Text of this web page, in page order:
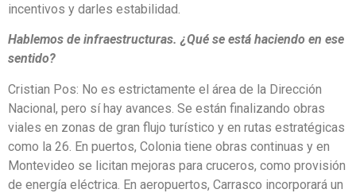
incentivos y darles estabilidad.
Hablemos de infraestructuras. ¿Qué se está haciendo en ese
sentido?
Cristian Pos: No es estrictamente el área de la Dirección
Nacional, pero sí hay avances. Se están finalizando obras
viales en zonas de gran flujo turístico y en rutas estratégicas
como la 26. En puertos, Colonia tiene obras continuas y en
Montevideo se licitan mejoras para cruceros, como provisión
de energía eléctrica. En aeropuertos, Carrasco incorporará un